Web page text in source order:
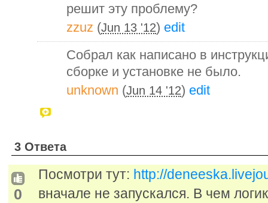
решит эту проблему?
zzuz (Jun 13 '12) edit
Собрал как написано в
сборке и установке не было.
unknown (Jun 14 '12) edit
3 Ответа
0
Посмотри тут: http://
вначале не запускался. В чем